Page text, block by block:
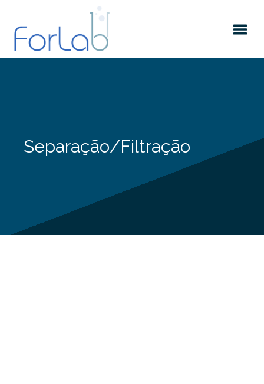
Separação/Filtração